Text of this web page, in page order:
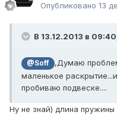
Опубликовано 13
В 13.12.2013 в
@Soff
,Думаю
маленькое
пробиваю подвеске....
Ну не знай) длина